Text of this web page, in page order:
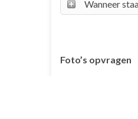
Wanneer
Foto’s opvragen